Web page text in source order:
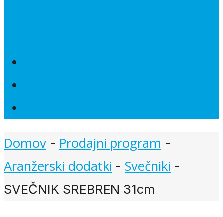
Domov - Prodajni program -
Aranžerski dodatki - Svečniki -
SVEČNIK SREBREN 31cm